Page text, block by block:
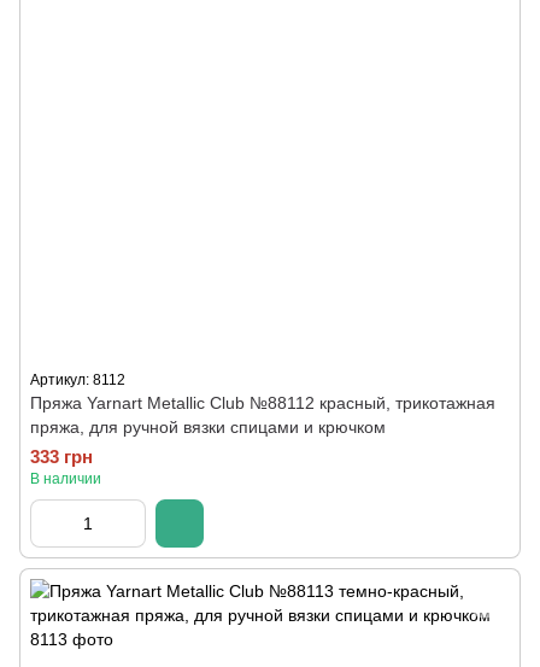
Артикул: 8112
Пряжа Yarnart Metallic Club №88112 красный, трикотажная
пряжа, для ручной вязки спицами и крючком
333 грн
В наличии